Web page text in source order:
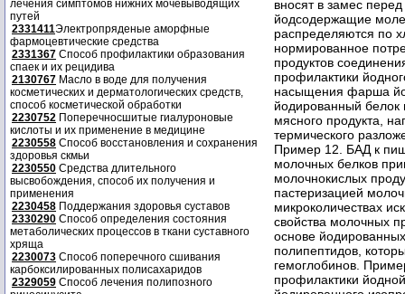
лечения симптомов нижних мочевыводящих
путей
2331411Электропряденые аморфные
фармоцевтические средства
2331367 Способ профилактики образования
спаек и их рецидива
2130767 Масло в воде для получения
косметических и дерматологических средств,
способ косметической обработки
2230752 Поперечносшитые гиалуроновые
кислоты и их применение в медицине
2230558 Способ восстановления и сохранения
здоровья скмьи
2230550 Средства длительного
высвобождения, способ их получения и
применения
2230458 Поддержания здоровья суставов
2330290 Способ определения состояния
метаболических процессов в ткани суставного
хряща
2230073 Способ поперечного сшивания
карбоксилированных полисахаридов
2329059 Способ лечения полипозного